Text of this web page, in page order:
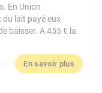
En Union
du lait payé eux
baisser. A 455 € la
En savoir plus